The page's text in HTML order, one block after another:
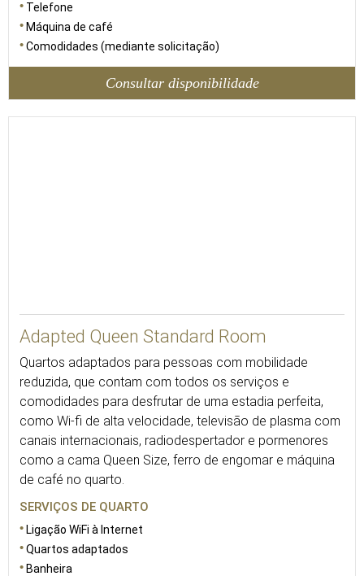
Telefone
Máquina de café
Comodidades (mediante solicitação)
Consultar disponibilidade
Adapted Queen Standard Room
Quartos adaptados para pessoas com mobilidade
reduzida, que contam com todos os serviços e
comodidades para desfrutar de uma estadia perfeita,
como Wi-fi de alta velocidade, televisão de plasma com
canais internacionais, radiodespertador e pormenores
como a cama Queen Size, ferro de engomar e máquina
de café no quarto.
SERVIÇOS DE QUARTO
Ligação WiFi à Internet
Quartos adaptados
Banheira